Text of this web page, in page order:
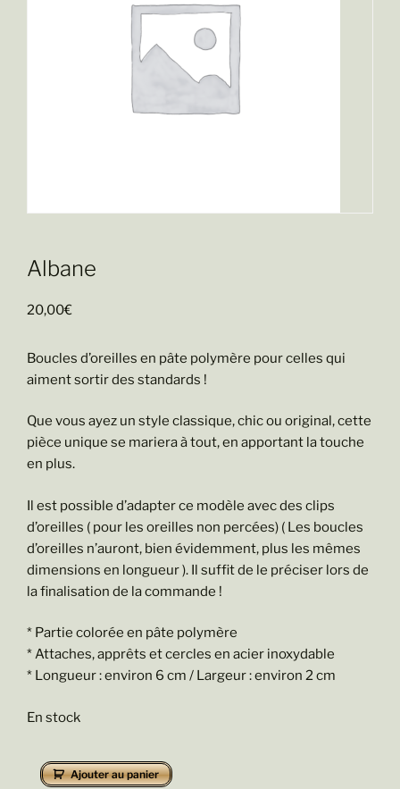
Albane
20,00€
Boucles d’oreilles en pâte polymère pour celles qui
aiment sortir des standards !
Que vous ayez un style classique, chic ou original, cette
pièce unique se mariera à tout, en apportant la touche
en plus.
Il est possible d’adapter ce modèle avec des clips
d’oreilles ( pour les oreilles non percées) ( Les boucles
d’oreilles n’auront, bien évidemment, plus les mêmes
dimensions en longueur ). Il suffit de le préciser lors de
la finalisation de la commande !
* Partie colorée en pâte polymère
* Attaches, apprêts et cercles en acier inoxydable
* Longueur : environ 6 cm / Largeur : environ 2 cm
En stock
quantité
de
Ajouter au panier